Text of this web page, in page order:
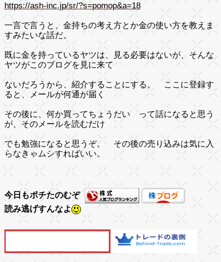
https://ash-inc.jp/sr/?s=pomop&a=18
一言で言うと、金持ちの考え方とか金の使い方を教えま
すみたいな話だ。
既に金を持っているヤツは、見る必要はないが、そんな
ヤツがこのブログを見に来て
ないだろうから、紹介することにする。 ここに登録す
ると、メールが何通が届く
その後に、何か買ってちょうだい って話になると思う
が、そのメールを読むだけ
でも勉強になると思うぞ。 その後の売り込みは気に入
らなきゃムシすればいい。
今日もポチたのむぞ
読み逃げすんなよ